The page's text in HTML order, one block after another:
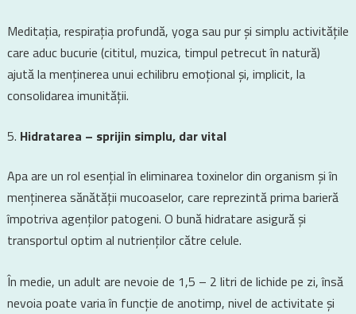
Meditația, respirația profundă, yoga sau pur și simplu activitățile
care aduc bucurie (cititul, muzica, timpul petrecut în natură)
ajută la menținerea unui echilibru emoțional și, implicit, la
consolidarea imunității.
Hidratarea – sprijin simplu, dar vital
Apa are un rol esențial în eliminarea toxinelor din organism și în
menținerea sănătății mucoaselor, care reprezintă prima barieră
împotriva agenților patogeni. O bună hidratare asigură și
transportul optim al nutrienților către celule.
În medie, un adult are nevoie de 1,5 – 2 litri de lichide pe zi, însă
nevoia poate varia în funcție de anotimp, nivel de activitate și